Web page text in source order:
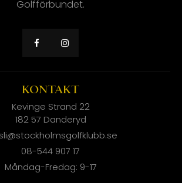
Golfförbundet.
KONTAKT
Kevinge Strand 22
182 57 Danderyd
08-544 907 17
Måndag-Fredag: 9-17